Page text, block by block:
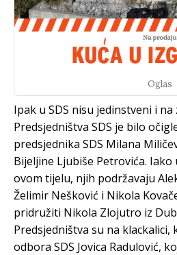
Oglas
Ipak u SDS nisu jedinstveni i na
Predsjedništva SDS je bilo
predsjednika SDS Milana
Bijeljine Ljubiše Petrovića.
ovom tijelu, njih podržavaju
Želimir Nešković i Nikola
pridružiti Nikola Zlojutro iz
Predsjedništva su na
odbora SDS Jovica Radulović,